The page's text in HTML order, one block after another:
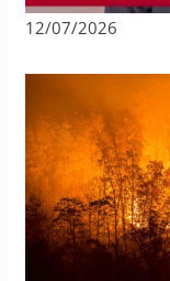
12/07/2026